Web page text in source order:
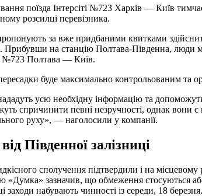
поїзда Інтерсіті №723 Харків — Київ
розсилці перевізника.
за вже придбаними квитками
на станцію Полтава-Південна, люди
№723 Полтава — Київ.
буде максимально контрольованим та
усю необхідну інформацію та
спричинити певні незручності, однак вони
руху», — наголосили у компанії.
Південної залізниці
сполучення підтвердили і на місцевому
«Думка» зазначив, що обмеження стосуються
заходи набувають чинності із середи, 18 березня.